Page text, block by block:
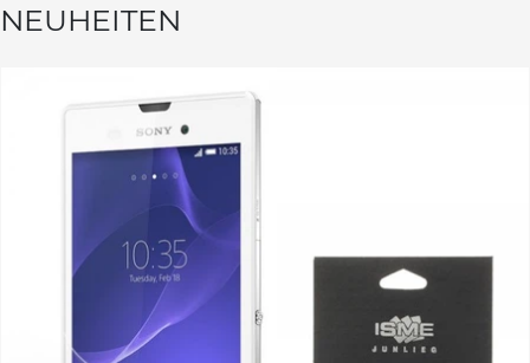
NEUHEITEN